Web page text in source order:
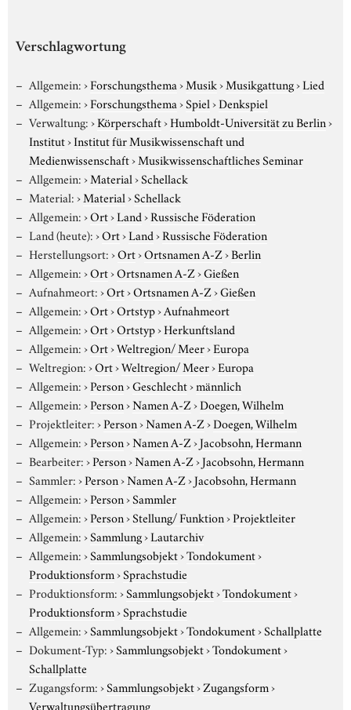
Verschlagwortung
Allgemein:›Forschungsthema›Musik›Musikgattung›Lied
Allgemein:›Forschungsthema›Spiel›Denkspiel
Verwaltung:›Körperschaft›Humboldt-Universität zu Berlin›
Institut›Institut für Musikwissenschaft und
Medienwissenschaft›Musikwissenschaftliches Seminar
Allgemein:›Material›Schellack
Material:›Material›Schellack
Allgemein:›Ort›Land›Russische Föderation
Land (heute):›Ort›Land›Russische Föderation
Herstellungsort:›Ort›Ortsnamen A-Z›Berlin
Allgemein:›Ort›Ortsnamen A-Z›Gießen
Aufnahmeort:›Ort›Ortsnamen A-Z›Gießen
Allgemein:›Ort›Ortstyp›Aufnahmeort
Allgemein:›Ort›Ortstyp›Herkunftsland
Allgemein:›Ort›Weltregion/ Meer›Europa
Weltregion:›Ort›Weltregion/ Meer›Europa
Allgemein:›Person›Geschlecht›männlich
Allgemein:›Person›Namen A-Z›Doegen, Wilhelm
Projektleiter:›Person›Namen A-Z›Doegen, Wilhelm
Allgemein:›Person›Namen A-Z›Jacobsohn, Hermann
Bearbeiter:›Person›Namen A-Z›Jacobsohn, Hermann
Sammler:›Person›Namen A-Z›Jacobsohn, Hermann
Allgemein:›Person›Sammler
Allgemein:›Person›Stellung/ Funktion›Projektleiter
Allgemein:›Sammlung›Lautarchiv
Allgemein:›Sammlungsobjekt›Tondokument›
Produktionsform›Sprachstudie
Produktionsform:›Sammlungsobjekt›Tondokument›
Produktionsform›Sprachstudie
Allgemein:›Sammlungsobjekt›Tondokument›Schallplatte
Dokument-Typ:›Sammlungsobjekt›Tondokument›
Schallplatte
Zugangsform:›Sammlungsobjekt›Zugangsform›
Verwaltungsübertragung